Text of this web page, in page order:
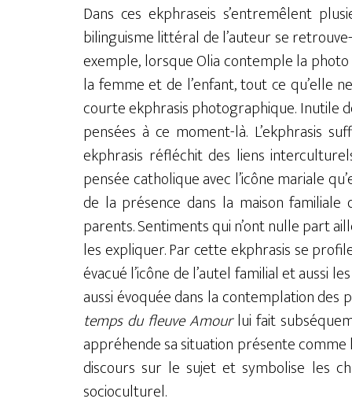
Dans ces ekphraseis s’entremêlent
bilinguisme littéral de l’auteur se
exemple, lorsque Olia contemple la
la femme et de l’enfant, tout ce qu’elle
courte ekphrasis photographique. Inutile
pensées à ce moment-là. L’ekphrasis
ekphrasis réfléchit des liens
pensée catholique avec l’icône mariale
de la présence dans la maison
parents. Sentiments qui n’ont nulle part
les expliquer. Par cette ekphrasis se
évacué l’icône de l’autel familial et aussi
aussi évoquée dans la contemplation
temps du fleuve Amourlui fait
appréhende sa situation présente comme
discours sur le sujet et symbolise les
socioculturel.